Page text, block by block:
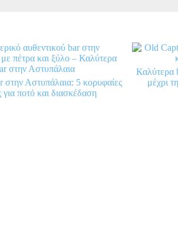
στην Αστυπάλαια: 5 κορυφαίες
για ποτό και διασκέδαση
Καλύτερα
μέχρι